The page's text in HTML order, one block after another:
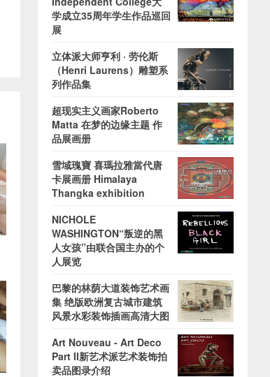
学成立35周年学生作品巡回
展
立体派大师亨利 · 劳伦斯
（Henri Laurens）雕塑系
列作品集
超现实主义画家Roberto
Matta 在梦的边缘主题 作
品展画册
雪域瑰寶 喜瑪拉雅當代唐
卡展画册 Himalaya
Thangka exhibition
NICHOLE
WASHINGTON“叛逆的黑
人女孩”由联合国主办的个
人展览
巴黎的林荫大道装饰艺术画
集 绝版欧洲复古城市建筑
风景水彩装饰插画高清大图
Art Nouveau - Art Deco
Part II新艺术派艺术装饰拍
卖品图录介绍